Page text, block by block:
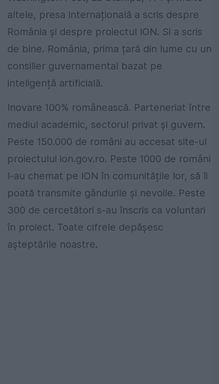
altele, presa internațională a scris despre
România și despre proiectul ION. Si a scris
de bine. România, prima țară din lume cu un
consilier guvernamental bazat pe
inteligență artificială.
Inovare 100% românească. Parteneriat între
mediul academic, sectorul privat și guvern.
Peste 150.000 de români au accesat site-ul
proiectului ion.gov.ro. Peste 1000 de români
l-au chemat pe ION în comunitățile lor, să îi
poată transmite gândurile și nevoile. Peste
300 de cercetători s-au înscris ca voluntari
în proiect. Toate cifrele depășesc
așteptările noastre.